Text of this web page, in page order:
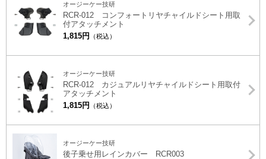
オージーケー技研
RCR-012 コンフォートリヤチャイルドシート用取
付アタッチメント
1,815円
（税込）
オージーケー技研
RCR-012 カジュアルリヤチャイルドシート用取付
アタッチメント
1,815円
（税込）
オージーケー技研
後子乗せ用レインカバー RCR003